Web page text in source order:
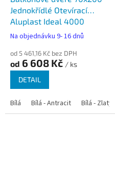
Jednokřídlé Otevírací
Aluplast Ideal 4000
Na objednávku 9- 16 dnů
od 5 461,16 Kč bez DPH
od 6 608 Kč / ks
DETAIL
Bílá Bílá - Antracit Bílá - Zlatý